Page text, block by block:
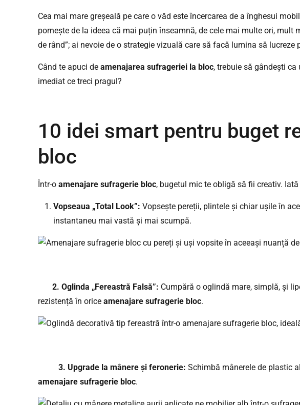
Cea mai mare greșeală pe care o văd este încercarea de a înghesui
pornește de la ideea că mai puțin înseamnă, de cele mai multe ori,
de rând”; ai nevoie de o strategie vizuală care să facă lumina să lucreze
Când te apuci de amenajarea sufrageriei la bloc, trebuie să gândești
imediat ce treci pragul?
10 idei smart pentru buget
bloc
Într-o amenajare sufragerie bloc, bugetul mic te obligă să fii creativ.
Vopseaua „Total Look”: Vopsește pereții, plintele și chiar ușile în
instantaneu mai vastă și mai scumpă.
2. Oglinda „Fereastră Falsă”: Cumpără o oglindă mare, simplă, și
rezistență în orice amenajare sufragerie bloc.
3. Upgrade la mânere și feronerie: Schimbă mânerele de plastic
amenajare sufragerie bloc.